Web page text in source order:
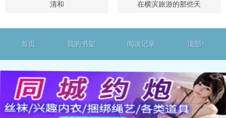
清和 在横滨旅游的那些天
首页 我的书架 阅读记录 顶部↑